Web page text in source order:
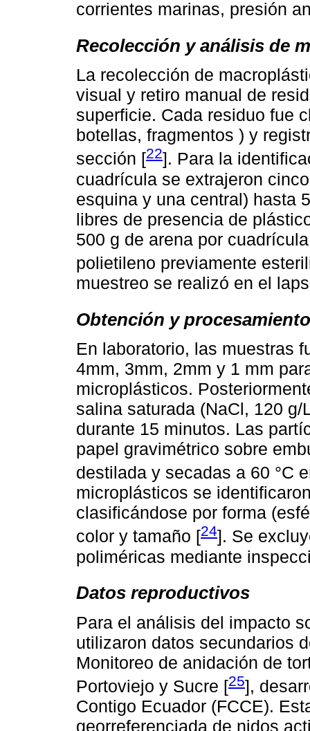
corrientes marinas, presión
Recolección y análisis de
La recolección de
visual y retiro manual de
superficie. Cada residuo fue
botellas, fragmentos ) y
sección [22]. Para la
cuadrícula se extrajeron
esquina y una central) hasta
libres de presencia de
500 g de arena por
polietileno previamente
muestreo se realizó en el
Obtención y
En laboratorio, las muestras
4mm, 3mm, 2mm y 1 mm
microplásticos.
salina saturada (NaCl, 120
durante 15 minutos. Las
papel gravimétrico sobre
destilada y secadas a 60 °C
microplásticos se
clasificándose por forma
color y tamaño [24]. Se
poliméricas mediante
Datos reproductivos
Para el análisis del impacto
utilizaron datos secundarios
Monitoreo de anidación de
Portoviejo y Sucre [25],
Contigo Ecuador (FCCE).
georreferenciada de nidos